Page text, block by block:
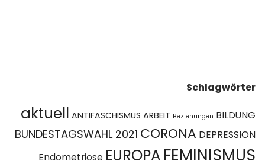
Schlagwörter
aktuell ANTIFASCHISMUS ARBEIT Beziehungen BILDUNG
BUNDESTAGSWAHL 2021 CORONA DEPRESSION
Endometriose EUROPA FEMINISMUS